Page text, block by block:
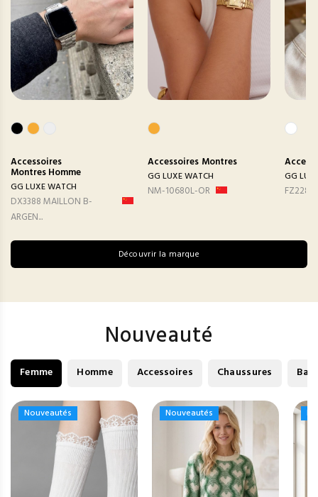
Accessoires
Montres Homme
GG LUXE WATCH
DX3388 MAILLON B-
ARGEN...
Accessoires Montres
GG LUXE WATCH
NM-10680L-OR
GG
FZ2282
Découvrir la marque
Nouveauté
Femme Homme Accessoires Chaussures
Nouveautés
Nouveautés Nouveautés
Nouveautés